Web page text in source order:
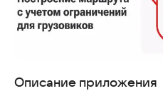
Описание приложения